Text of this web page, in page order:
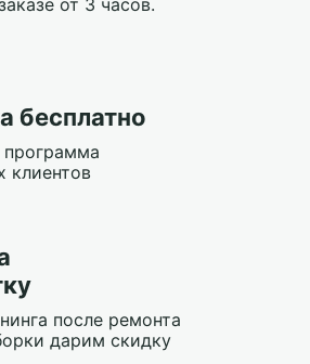
бесплатно
программа
клиентов
после ремонта
дарим скидку